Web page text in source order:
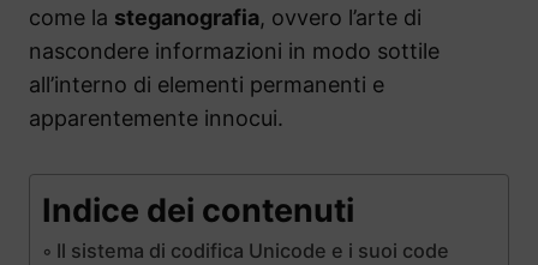
come la steganografia, ovvero l’arte di
nascondere informazioni in modo sottile
all’interno di elementi permanenti e
apparentemente innocui.
Indice dei contenuti
Il sistema di codifica Unicode e i suoi code